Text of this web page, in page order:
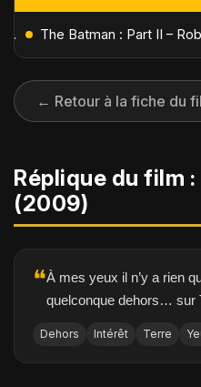
L'Âge de Glace : Le Réveil du Volcan – Manny, Sid et Diego de retour pour une aventure explosive
← Retour à la fiche du
Réplique du film
(2009)
❝À mes yeux il n’y a rien
quelconque dehors… sur
Dehors Intérêt Terre